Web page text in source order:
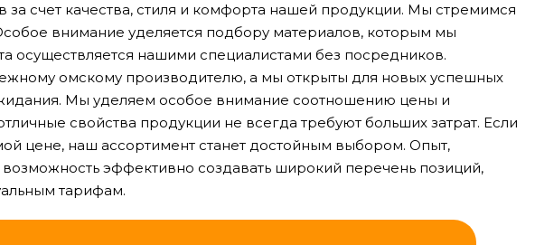
счет качества, стиля и комфорта нашей продукции. Мы стремимся
внимание уделяется подбору материалов, которым мы
осуществляется нашими специалистами без посредников.
омскому производителю, а мы открыты для новых успешных
Мы уделяем особое внимание соотношению цены и
свойства продукции не всегда требуют больших затрат. Если
цене, наш ассортимент станет достойным выбором. Опыт,
эффективно создавать широкий перечень позиций,
тарифам.